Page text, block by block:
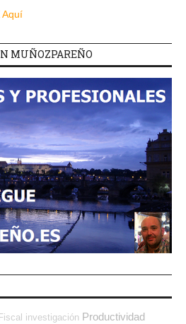
Aquí
MUÑOZPAREÑO
Fiscal investigación Productividad